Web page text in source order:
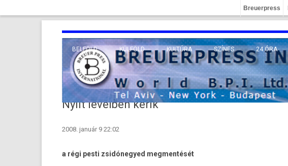
Breuerpress
BELFÖLD KÜLFÖLD
EURÓPA
KÖZEL-KELET
TENGERENTÚL
KULTÚRA
TUDOMÁNY
VALLÁS
SZÍNES 24 ÓRA
Nyílt levélben kérik
2008. január 9 22:02
a régi pesti zsidónegyed megmentését